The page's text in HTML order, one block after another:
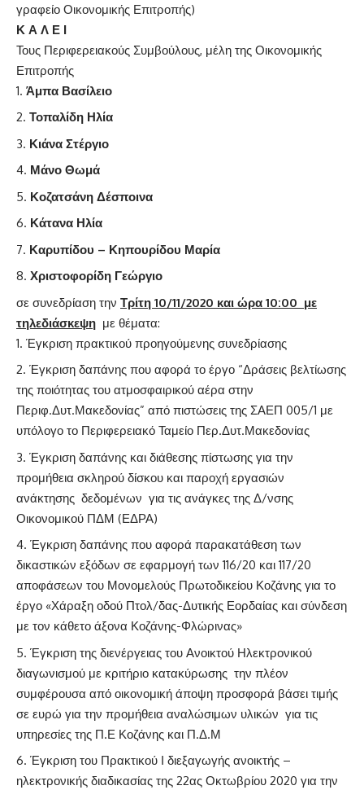
γραφείο Οικονομικής Επιτροπής)
Κ Α Λ Ε Ι
Τους Περιφερειακούς Συμβούλους, μέλη της Οικονομικής
Επιτροπής
Άμπα Βασίλειο
Τοπαλίδη Ηλία
Κιάνα Στέργιο
Μάνο Θωμά
Κοζατσάνη Δέσποινα
Κάτανα Ηλία
Καρυπίδου – Κηπουρίδου Μαρία
Χριστοφορίδη Γεώργιο
σε συνεδρίαση την Τρίτη 10/11/2020 και ώρα 10:00 με
τηλεδιάσκεψη με θέματα:
Έγκριση πρακτικού προηγούμενης συνεδρίασης
Έγκριση δαπάνης που αφορά το έργο “Δράσεις βελτίωσης
της ποιότητας του ατμοσφαιρικού αέρα στην
Περιφ.Δυτ.Μακεδονίας” από πιστώσεις της ΣΑΕΠ 005/1 με
υπόλογο το Περιφερειακό Ταμείο Περ.Δυτ.Μακεδονίας
Έγκριση δαπάνης και διάθεσης πίστωσης για την
προμήθεια σκληρού δίσκου και παροχή εργασιών
ανάκτησης δεδομένων για τις ανάγκες της Δ/νσης
Οικονομικού ΠΔΜ (ΕΔΡΑ)
Έγκριση δαπάνης που αφορά παρακατάθεση των
δικαστικών εξόδων σε εφαρμογή των 116/20 και 117/20
αποφάσεων του Μονομελούς Πρωτοδικείου Κοζάνης για το
έργο «Χάραξη οδού Πτολ/δας-Δυτικής Εορδαίας και σύνδεση
με τον κάθετο άξονα Κοζάνης-Φλώρινας»
Έγκριση της διενέργειας του Ανοικτού Ηλεκτρονικού
διαγωνισμού με κριτήριο κατακύρωσης την πλέον
συμφέρουσα από οικονομική άποψη προσφορά βάσει τιμής
σε ευρώ για την προμήθεια αναλώσιμων υλικών για τις
υπηρεσίες της Π.Ε Κοζάνης και Π.Δ.Μ
Έγκριση του Πρακτικού Ι διεξαγωγής ανοικτής –
ηλεκτρονικής διαδικασίας της 22ας Οκτωβρίου 2020 για την